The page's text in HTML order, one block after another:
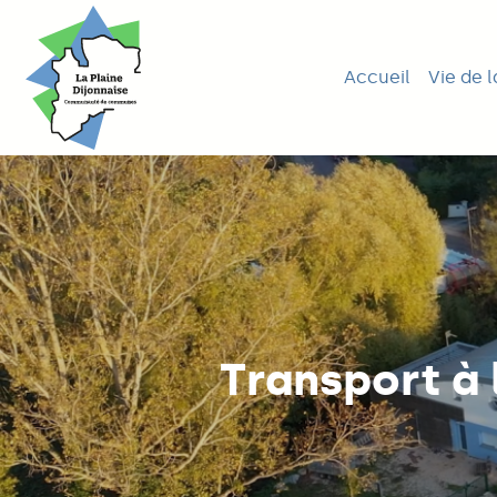
Aller
jusqu'au
contenu
principal
Navigation
Accueil Vie de
Transport à